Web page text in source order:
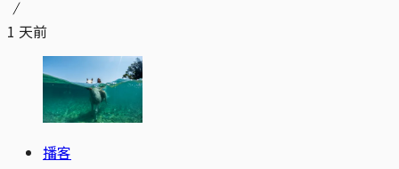
1 天前
播客